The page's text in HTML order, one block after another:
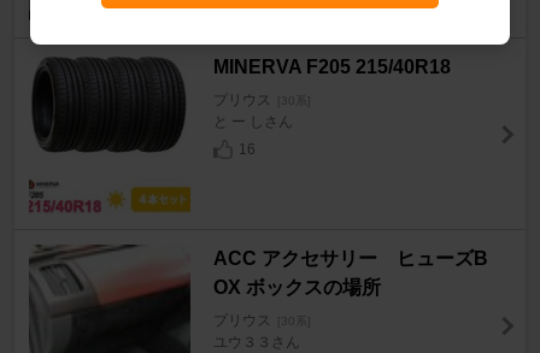
13
MINERVA F205 215/40R18
プリウス [30系]
と ー しさん
16
ACC アクセサリー ヒューズB
OX ボックスの場所
プリウス [30系]
ユウ３３さん